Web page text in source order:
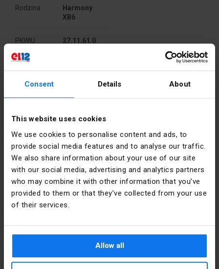
Consent Details About
This website uses cookies
We use cookies to personalise content and ads, to
provide social media features and to analyse our traffic.
We also share information about your use of our site
with our social media, advertising and analytics partners
who may combine it with other information that you’ve
provided to them or that they’ve collected from your use
of their services.
Allow all
Rodzina
Harmony
XB6
PKWIU 27.11.61.0
Pozostałe dane techniczne
Rodzaj
elementu
wykonawczego
Krótka
rączka
obrotowa
Z
nie
soczewki
Dane producenta
Electric
Polska
Adres
02-673
Konstruktorska
12 Polska
Pliki do pobrania